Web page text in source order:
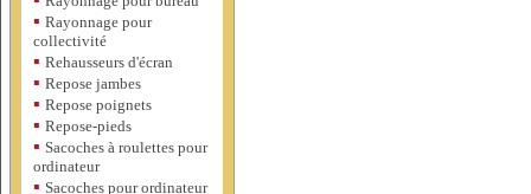
▪ Rayonnage pour
collectivité
▪ Rehausseurs d'écran
▪ Repose jambes
▪ Repose poignets
▪ Repose-pieds
▪ Sacoches à roulettes pour
ordinateur
▪ Sacoches pour ordinateur